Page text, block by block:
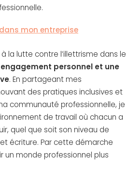
mon entreprise
la lutte contre l’illettrisme dans le
personnel et une
. En partageant mes
des pratiques inclusives et
communauté professionnelle, je
de travail où chacun a
quel que soit son niveau de
écriture. Par cette démarche
un monde professionnel plus